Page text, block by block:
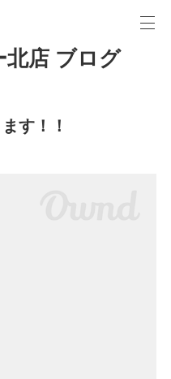
北店 ブログ
す！！